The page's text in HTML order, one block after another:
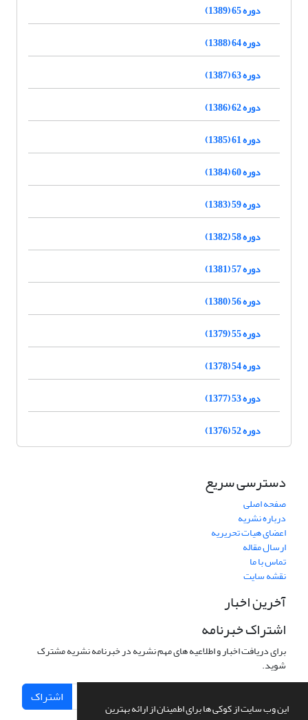
این وب سایت از کوکی ها برای اطمینان از ارائه بهترین
دوره 65 (1389)
دوره 64 (1388)
دوره 63 (1387)
دوره 62 (1386)
دوره 61 (1385)
دوره 60 (1384)
دوره 59 (1383)
دوره 58 (1382)
دوره 57 (1381)
دوره 56 (1380)
دوره 55 (1379)
دوره 54 (1378)
دوره 53 (1377)
دوره 52 (1376)
دسترسی سریع
صفحه اصلی
درباره نشریه
اعضای هیات تحریریه
ارسال مقاله
تماس با ما
نقشه سایت
آخرین اخبار
اشتراک خبرنامه
برای دریافت اخبار و اطلاعیه های مهم نشریه در خبرنامه نشریه مشترک
شوید.
اشتراک